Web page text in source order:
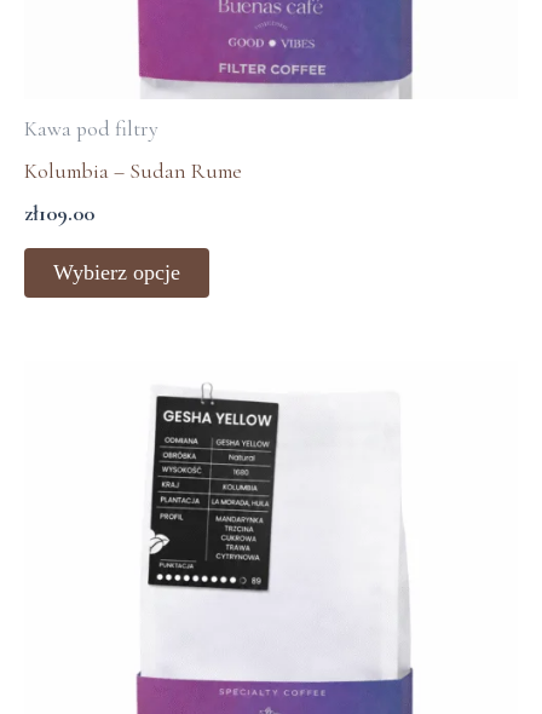
Kawa pod filtry
Kolumbia – Sudan Rume
zł109.00
Wybierz opcje
Ten
produkt
ma
wiele
wariantów.
Opcje
można
stronie